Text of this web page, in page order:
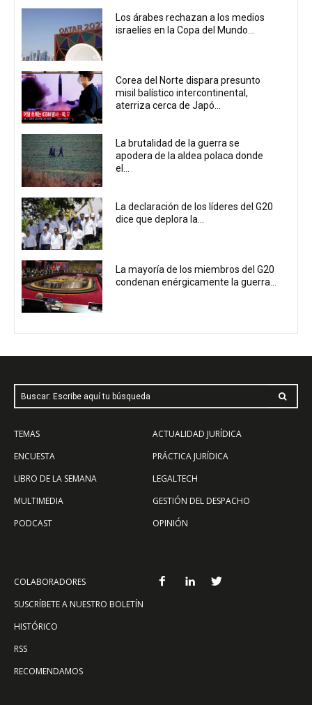
Los árabes rechazan a los medios
israelíes en la Copa del Mundo...
Corea del Norte dispara presunto
misil balístico intercontinental,
aterriza cerca de Japó...
La brutalidad de la guerra se
apodera de la aldea polaca donde
el...
La declaración de los líderes del G20
dice que deplora la...
La mayoría de los miembros del G20
condenan enérgicamente la guerra...
Buscar: Escribe aquí tu búsqueda
TEMAS
ENCUESTA
LIBRO DE LA SEMANA
MULTIMEDIA
PODCAST
ACTUALIDAD JURÍDICA
PRÁCTICA JURÍDICA
LEGALTECH
GESTIÓN DEL DESPACHO
OPINIÓN
COLABORADORES
SUSCRÍBETE A NUESTRO BOLETÍN
HISTÓRICO
RSS
RECOMENDAMOS